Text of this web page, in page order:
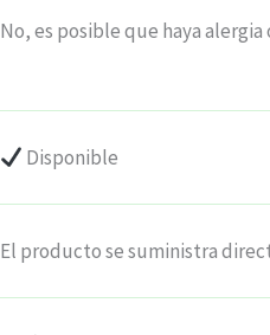
No, es posible que haya
Disponible
El producto se suministra